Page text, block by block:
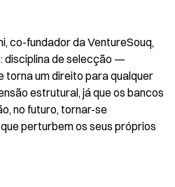
co-fundador da VentureSouq,
disciplina de selecção —
torna um direito para qualquer
estrutural, já que os bancos
no futuro, tornar-se
perturbem os seus próprios